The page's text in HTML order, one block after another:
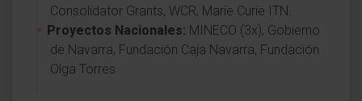
Consolidator Grants, WCR, Marie Curie ITN.
Proyectos Nacionales: MINECO (3x), Gobierno
de Navarra, Fundación Caja Navarra, Fundación
Olga Torres